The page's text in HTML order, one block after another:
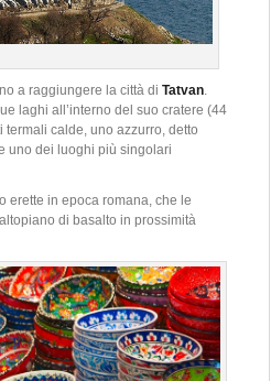
a raggiungere la città di Tatvan.
laghi all’interno del suo cratere (44
calde, uno azzurro, detto
uno dei luoghi più singolari
erette in epoca romana, che le
di basalto in prossimità